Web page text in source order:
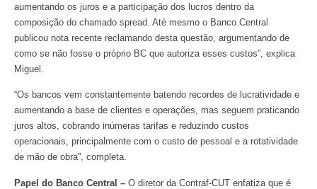
aumentando os juros e a participação dos lucros dentro da
composição do chamado spread. Até mesmo o Banco Central
publicou nota recente reclamando desta questão, argumentando de
como se não fosse o próprio BC que autoriza esses custos”, explica
Miguel.
“Os bancos vem constantemente batendo recordes de lucratividade e
aumentando a base de clientes e operações, mas seguem praticando
juros altos, cobrando inúmeras tarifas e reduzindo custos
operacionais, principalmente com o custo de pessoal e a rotatividade
de mão de obra”, completa.
Papel do Banco Central – O diretor da Contraf-CUT enfatiza que é